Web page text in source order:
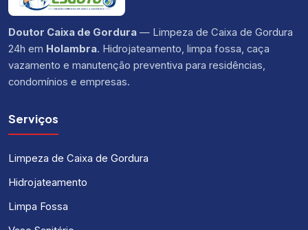
Doutor Caixa de Gordura — Limpeza de Caixa de Gordura
24h em Holambra. Hidrojateamento, limpa fossa, caça
vazamento e manutenção preventiva para residências,
condomínios e empresas.
Serviços
Limpeza de Caixa de Gordura
Hidrojateamento
Limpa Fossa